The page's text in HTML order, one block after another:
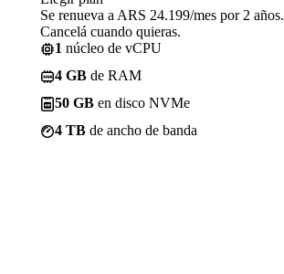
Se renueva a ARS 24.199/mes por 2 años.
Cancelá cuando quieras.
1 núcleo de vCPU
4 GB de RAM
50 GB en disco NVMe
4 TB de ancho de banda